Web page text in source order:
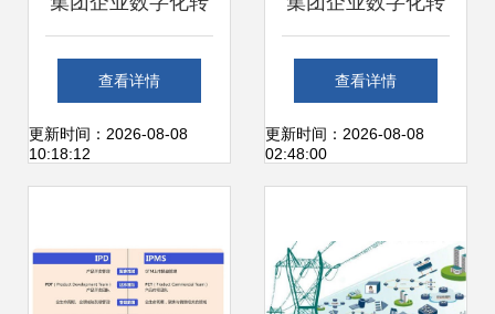
型蓝图规划及顶层
设计建设实施方案
实施的全方位路径
查看详情
更新时间：2026-08-08
10:18:12
型蓝图规划及顶层
设计建设实施方案
实施的全方位路径
查看详情
更新时间：2026-08-08
02:48:00